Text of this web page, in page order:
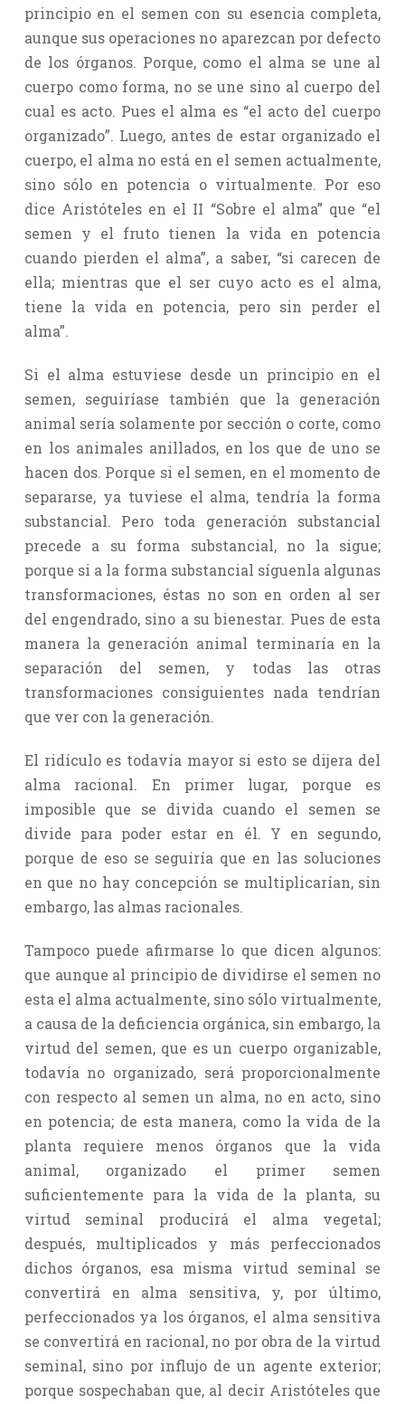
principio en el semen con su esencia completa,
aunque sus operaciones no aparezcan por defecto
de los órganos. Porque, como el alma se une al
cuerpo como forma, no se une sino al cuerpo del
cual es acto. Pues el alma es “el acto del cuerpo
organizado”. Luego, antes de estar organizado el
cuerpo, el alma no está en el semen actualmente,
sino sólo en potencia o virtualmente. Por eso
dice Aristóteles en el II “Sobre el alma” que “el
semen y el fruto tienen la vida en potencia
cuando pierden el alma”, a saber, “si carecen de
ella; mientras que el ser cuyo acto es el alma,
tiene la vida en potencia, pero sin perder el
alma”.
Si el alma estuviese desde un principio en el
semen, seguiríase también que la generación
animal sería solamente por sección o corte, como
en los animales anillados, en los que de uno se
hacen dos. Porque si el semen, en el momento de
separarse, ya tuviese el alma, tendría la forma
substancial. Pero toda generación substancial
precede a su forma substancial, no la sigue;
porque si a la forma substancial síguenla algunas
transformaciones, éstas no son en orden al ser
del engendrado, sino a su bienestar. Pues de esta
manera la generación animal terminaría en la
separación del semen, y todas las otras
transformaciones consiguientes nada tendrían
que ver con la generación.
El ridículo es todavía mayor si esto se dijera del
alma racional. En primer lugar, porque es
imposible que se divida cuando el semen se
divide para poder estar en él. Y en segundo,
porque de eso se seguiría que en las soluciones
en que no hay concepción se multiplicarían, sin
embargo, las almas racionales.
Tampoco puede afirmarse lo que dicen algunos:
que aunque al principio de dividirse el semen no
esta el alma actualmente, sino sólo virtualmente,
a causa de la deficiencia orgánica, sin embargo, la
virtud del semen, que es un cuerpo organizable,
todavía no organizado, será proporcionalmente
con respecto al semen un alma, no en acto, sino
en potencia; de esta manera, como la vida de la
planta requiere menos órganos que la vida
animal, organizado el primer semen
suficientemente para la vida de la planta, su
virtud seminal producirá el alma vegetal;
después, multiplicados y más perfeccionados
dichos órganos, esa misma virtud seminal se
convertirá en alma sensitiva, y, por último,
perfeccionados ya los órganos, el alma sensitiva
se convertirá en racional, no por obra de la virtud
seminal, sino por influjo de un agente exterior;
porque sospechaban que, al decir Aristóteles que